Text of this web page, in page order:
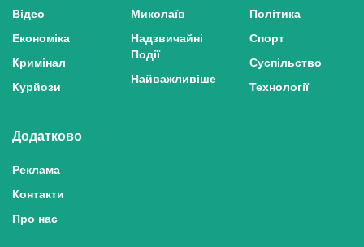
Відео
Економіка
Кримінал
Курйози
Миколаїв
Надзвичайні
Події
Найважливіше
Політика
Спорт
Суспільство
Технології
Додатково
Реклама
Контакти
Про нас